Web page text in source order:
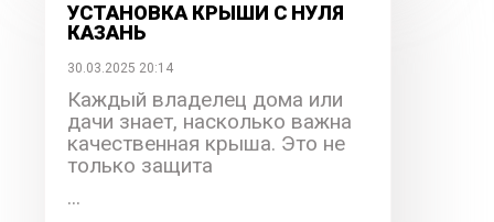
УСТАНОВКА КРЫШИ С НУЛЯ
КАЗАНЬ
30.03.2025 20:14
Каждый владелец дома или
дачи знает, насколько важна
качественная крыша. Это не
только защита
...